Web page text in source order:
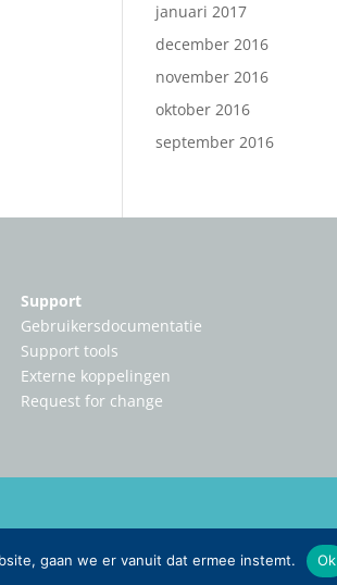
januari 2017
december 2016
november 2016
oktober 2016
september 2016
Support
Gebruikersdocumentatie
Support tools
Externe koppelingen
Request for change
gaan we er vanuit dat ermee instemt. Ok